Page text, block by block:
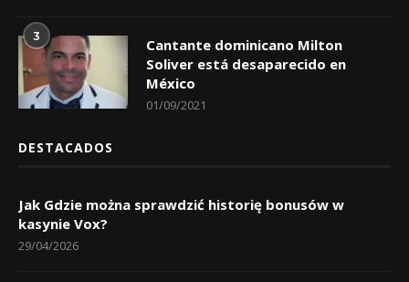
3
Cantante dominicano Milton
Soliver está desaparecido en
México
01/09/2021
DESTACADOS
Jak Gdzie można sprawdzić historię bonusów w
kasynie Vox?
29/04/2026